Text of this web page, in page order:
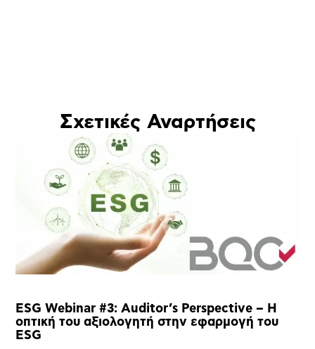
Σχετικές Αναρτήσεις
ESG Webinar #3: Auditor’s Perspective – Η
οπτική του αξιολογητή στην εφαρμογή του
ESG